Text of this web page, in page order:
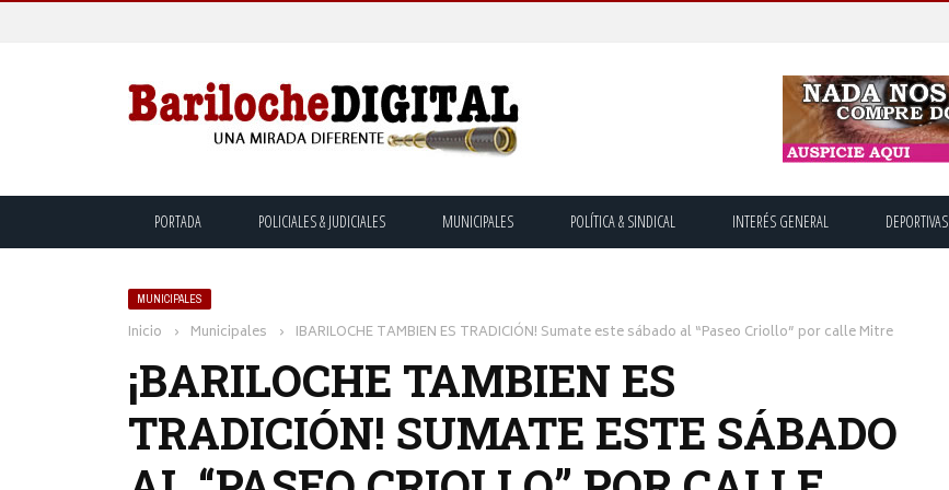
PORTADA POLICIALES & JUDICIALES MUNICIPALES POLÍTICA & SINDICAL INTERÉS GENERAL DEPORTIVAS
MUNICIPALES
Inicio › Municipales › ¡BARILOCHE TAMBIEN ES TRADICIÓN! Sumate este sábado al “Paseo Criollo” por calle Mitre
¡BARILOCHE TAMBIEN ES
TRADICIÓN! SUMATE ESTE SÁBADO